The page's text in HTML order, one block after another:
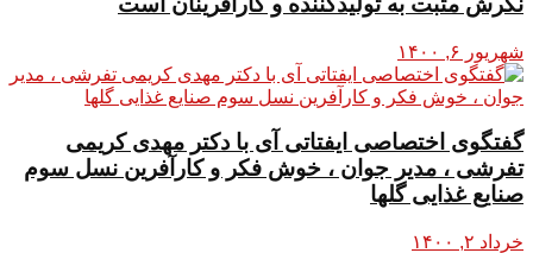
شهریور ۶, ۱۴۰۰
گفتگوی اختصاصی ایفتاتی آی با دکتر مهدی کریمی
تفرشی ، مدیر جوان ، خوش فکر و کارآفرین نسل سوم
صنایع غذایی گلها
خرداد ۲, ۱۴۰۰